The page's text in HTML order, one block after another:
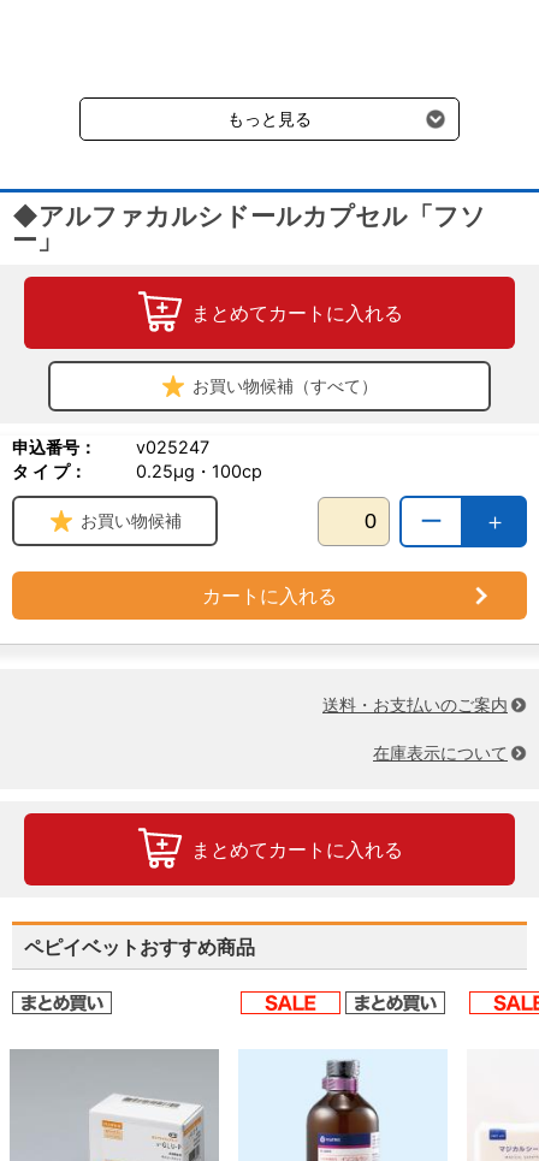
受けます。
もっと見る
◆アルファカルシドールカプセル「フソ
ー」
まとめてカートに入れる
お買い物候補（すべて）
申込番号：
v025247
タ イ プ：
0.25μg・100cp
＋
ー
お買い物候補
カートに入れる
送料・お支払いのご案内
在庫表示について
まとめてカートに入れる
ペピイベットおすすめ商品